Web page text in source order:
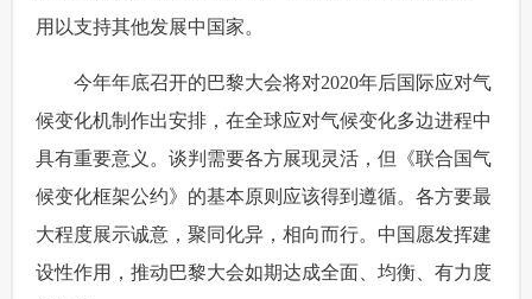
用以支持其他发展中国家。
今年年底召开的巴黎大会将对2020年后国际应对气
候变化机制作出安排，在全球应对气候变化多边进程中
具有重要意义。谈判需要各方展现灵活，但《联合国气
候变化框架公约》的基本原则应该得到遵循。各方要最
大程度展示诚意，聚同化异，相向而行。中国愿发挥建
设性作用，推动巴黎大会如期达成全面、均衡、有力度